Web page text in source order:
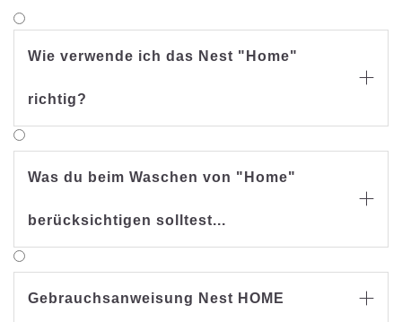
Wie verwende ich das Nest "Home"
richtig?

Was du beim Waschen von "Home"
berücksichtigen solltest...

Gebrauchsanweisung Nest HOME 